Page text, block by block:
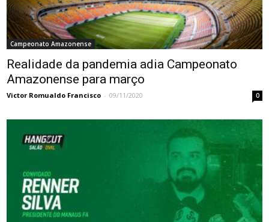
Campeonato Amazonense
Realidade da pandemia adia Campeonato
Amazonense para março
Victor Romualdo Francisco - 09/11/2020 0